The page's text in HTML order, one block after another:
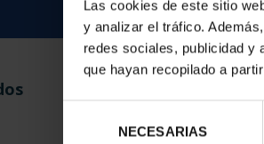
Las cookies de este sitio
y analizar el tráfico.
redes sociales, publicidad y
que hayan recopilado a
NECESARIAS
0 Productos